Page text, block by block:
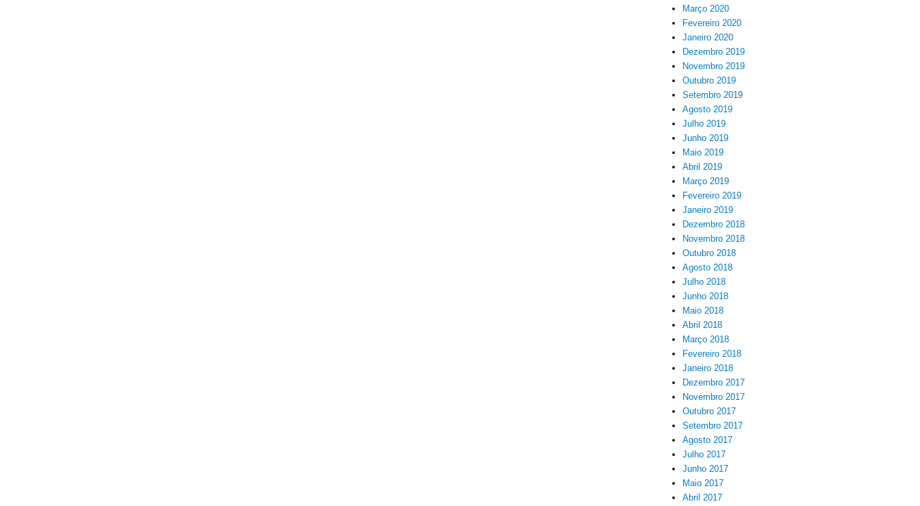
Março 2020
Fevereiro 2020
Janeiro 2020
Dezembro 2019
Novembro 2019
Outubro 2019
Setembro 2019
Agosto 2019
Julho 2019
Junho 2019
Maio 2019
Abril 2019
Março 2019
Fevereiro 2019
Janeiro 2019
Dezembro 2018
Novembro 2018
Outubro 2018
Agosto 2018
Julho 2018
Junho 2018
Maio 2018
Abril 2018
Março 2018
Fevereiro 2018
Janeiro 2018
Dezembro 2017
Novembro 2017
Outubro 2017
Setembro 2017
Agosto 2017
Julho 2017
Junho 2017
Maio 2017
Abril 2017